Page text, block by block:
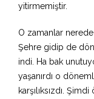
yitirmemiştir.
O zamanlar
Şehre gidip de
indi. Ha bak
yaşanırdı o
karşılıksızdı.